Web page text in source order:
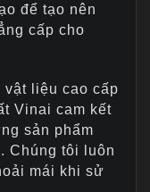
để tạo nên
cấp cho
liệu cao cấp
Vinai cam kết
sản phẩm
Chúng tôi luôn
mái khi sử